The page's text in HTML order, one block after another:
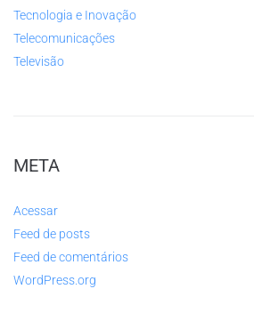
Tecnologia e Inovação
Telecomunicações
Televisão
META
Acessar
Feed de posts
Feed de comentários
WordPress.org